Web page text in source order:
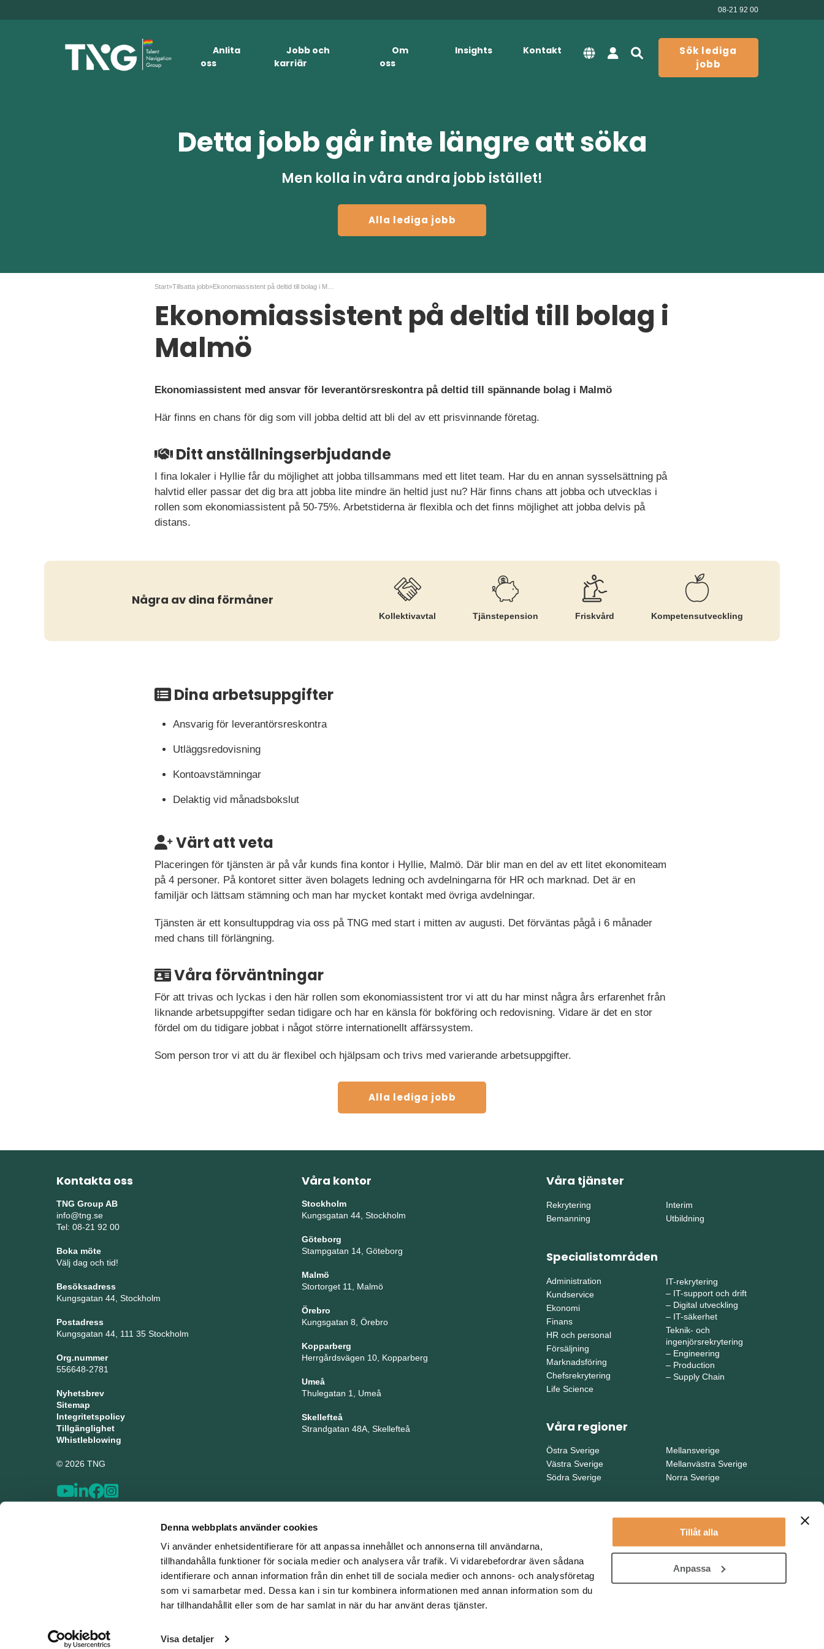
Denna webbplats använder cookies
Vi använder enhetsidentifierare för att anpassa innehållet och annonserna till användarna,
tillhandahålla funktioner för sociala medier och analysera vår trafik. Vi vidarebefordrar även sådana
identifierare och annan information från din enhet till de sociala medier och annons- och analysföretag
som vi samarbetar med. Dessa kan i sin tur kombinera informationen med annan information som du
har tillhandahållit eller som de har samlat in när du har använt deras tjänster.
Visa detaljer
Tillåt alla
Anpassa
08-21 92 00
Anlita
oss
Jobb och
karriär
Om
oss
Insights Kontakt
Sök lediga
jobb
Detta jobb går inte längre att söka
Men kolla in våra andra jobb istället!
Alla lediga jobb
Start»Tillsatta jobb»
Ekonomiassistent på deltid till bolag i
Malmö
Ekonomiassistent med ansvar för leverantörsreskontra på deltid till spännande bolag i Malmö
Här finns en chans för dig som vill jobba deltid att bli del av ett prisvinnande företag.
Ditt anställningserbjudande
I fina lokaler i Hyllie får du möjlighet att jobba tillsammans med ett litet team. Har du en annan sysselsättning på
halvtid eller passar det dig bra att jobba lite mindre än heltid just nu? Här finns chans att jobba och utvecklas i
rollen som ekonomiassistent på 50-75%. Arbetstiderna är flexibla och det finns möjlighet att jobba delvis på
distans.
Några av dina förmåner
Kollektiv­avtal Tjänste­pension Friskvård Kompetens­utveckling
Dina arbetsuppgifter
Ansvarig för leverantörsreskontra
Utläggsredovisning
Kontoavstämningar
Delaktig vid månadsbokslut
Värt att veta
Placeringen för tjänsten är på vår kunds fina kontor i Hyllie, Malmö. Där blir man en del av ett litet ekonomiteam
på 4 personer. På kontoret sitter även bolagets ledning och avdelningarna för HR och marknad. Det är en
familjär och lättsam stämning och man har mycket kontakt med övriga avdelningar.
Tjänsten är ett konsultuppdrag via oss på TNG med start i mitten av augusti. Det förväntas pågå i 6 månader
med chans till förlängning.
Våra förväntningar
För att trivas och lyckas i den här rollen som ekonomiassistent tror vi att du har minst några års erfarenhet från
liknande arbetsuppgifter sedan tidigare och har en känsla för bokföring och redovisning. Vidare är det en stor
fördel om du tidigare jobbat i något större internationellt affärssystem.
Som person tror vi att du är flexibel och hjälpsam och trivs med varierande arbetsuppgifter.
Alla lediga jobb
Kontakta oss
TNG Group AB
info@tng.se
Tel: 08-21 92 00
Boka möte
Välj dag och tid!
Besöksadress
Kungsgatan 44, Stockholm
Postadress
Kungsgatan 44, 111 35 Stockholm
Org.nummer
556648-2781
Nyhetsbrev
Sitemap
Integritetspolicy
Tillgänglighet
Whistleblowing
© 2026 TNG
Våra kontor
Stockholm
Kungsgatan 44, Stockholm
Göteborg
Stampgatan 14, Göteborg
Malmö
Stortorget 11, Malmö
Örebro
Kungsgatan 8, Örebro
Kopparberg
Herrgårdsvägen 10, Kopparberg
Umeå
Thulegatan 1, Umeå
Skellefteå
Strandgatan 48A, Skellefteå
Våra tjänster
Rekrytering
Bemanning
Interim
Utbildning
Specialistområden
Administration
Kundservice
Ekonomi
Finans
HR och personal
Försäljning
Marknadsföring
Chefsrekrytering
Life Science
IT-rekrytering
– IT-support och drift
– Digital utveckling
– IT-säkerhet
Teknik- och
ingenjörsrekrytering
– Engineering
– Production
– Supply Chain
Våra regioner
Östra Sverige
Västra Sverige
Södra Sverige
Mellansverige
Mellanvästra Sverige
Norra Sverige
TNG är en del i företagsgruppen Key People Group